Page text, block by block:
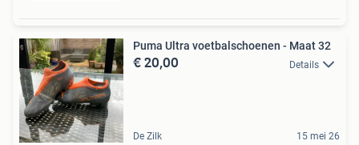
Puma Ultra voetbalschoenen - Maat 32
€ 20,00 Details
De Zilk 15 mei 26